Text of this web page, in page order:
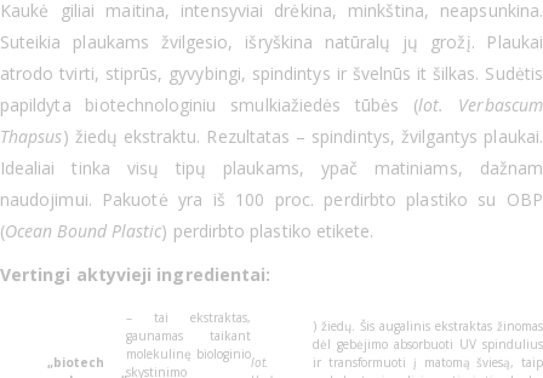
Kaukė giliai maitina, intensyviai drėkina, minkština, neapsunkina.
Suteikia plaukams žvilgesio, išryškina natūralų jų grožį. Plaukai
atrodo tvirti, stiprūs, gyvybingi, spindintys ir švelnūs it šilkas. Sudėtis
papildyta biotechnologiniu smulkiažiedės tūbės (lot. Verbascum
Thapsus) žiedų ekstraktu. Rezultatas – spindintys, žvilgantys plaukai.
Idealiai tinka visų tipų plaukams, ypač matiniams, dažnam
naudojimui. Pakuotė yra iš 100 proc. perdirbto plastiko su OBP
(Ocean Bound Plastic) perdirbto plastiko etikete.
Vertingi aktyvieji ingredientai:
„biotech
– tai ekstraktas,
gaunamas taikant
molekulinę biologinio
skystinimo
lot.
) žiedų. Šis augalinis ekstraktas žinomas
dėl gebėjimo absorbuoti UV spindulius
ir transformuoti į matomą šviesą, taip